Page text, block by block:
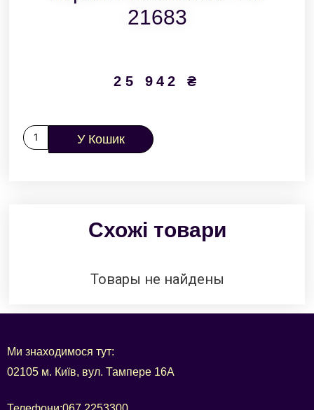
21683
25 942₴
У Кошик
Схожі товари
Товары не найдены
Ми знаходимося тут:
02105 м. Київ, вул. Тампере 16А